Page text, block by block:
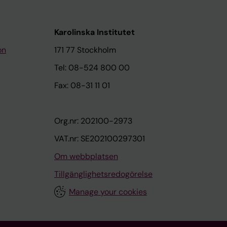
Karolinska Institutet
171 77 Stockholm
Tel: 08-524 800 00
Fax: 08-31 11 01
Org.nr: 202100-2973
VAT.nr: SE202100297301
Om webbplatsen
Tillgänglighetsredogörelse
Manage your cookies